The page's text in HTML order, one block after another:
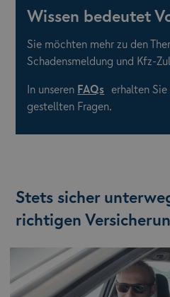
Wissen bedeutet
Sie möchten mehr zu den
Schadensmeldung und Kfz-
In unseren FAQs erhalten
gestellten Fragen.
Stets sicher
richtigen